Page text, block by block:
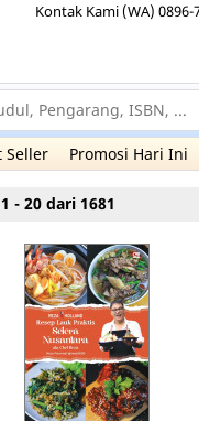
Kontak Kami (WA) 0896-
Seller Promosi Hari Ini
- 20 dari 1681